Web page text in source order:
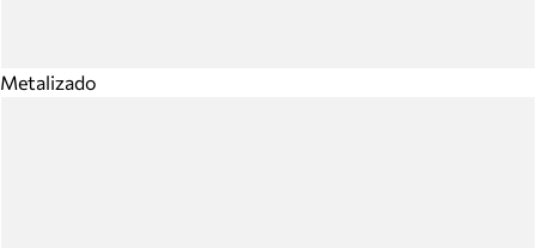
Metalizado